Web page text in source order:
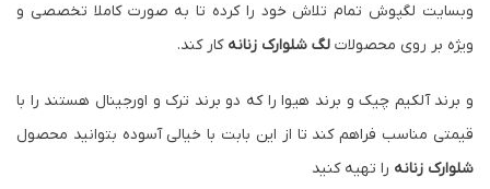
وبسایت لگپوش تمام تلاش خود را کرده تا به صورت کاملا تخصصی و
ویژه بر روی محصولات لگ شلوارک زنانه کار کند.
و برند آلکیم چیک و برند هیوا را که دو برند ترک و اورجینال هستند را با
قیمتی مناسب فراهم کند تا از این بابت با خیالی آسوده بتوانید محصول
شلوارک زنانه را تهیه کنید